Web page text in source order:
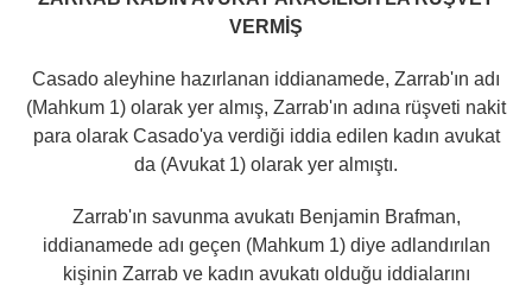
VERMİŞ
Casado aleyhine hazırlanan iddianamede, Zarrab'ın adı
(Mahkum 1) olarak yer almış, Zarrab'ın adına rüşveti nakit
para olarak Casado'ya verdiği iddia edilen kadın avukat
da (Avukat 1) olarak yer almıştı.
Zarrab'ın savunma avukatı Benjamin Brafman,
iddianamede adı geçen (Mahkum 1) diye adlandırılan
kişinin Zarrab ve kadın avukatı olduğu iddialarını